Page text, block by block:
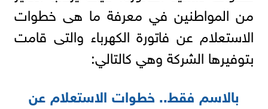
من المواطنين في معرفة ما هى خطوات
الاستعلام عن فاتورة الكهرباء والتى قامت
بتوفيرها الشركة وهي كالتالي:
بالاسم فقط.. خطوات الاستعلام عن